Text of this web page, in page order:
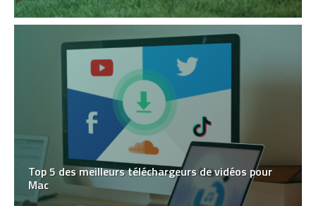
Top 5 des meilleurs téléchargeurs de vidéos pour
Mac